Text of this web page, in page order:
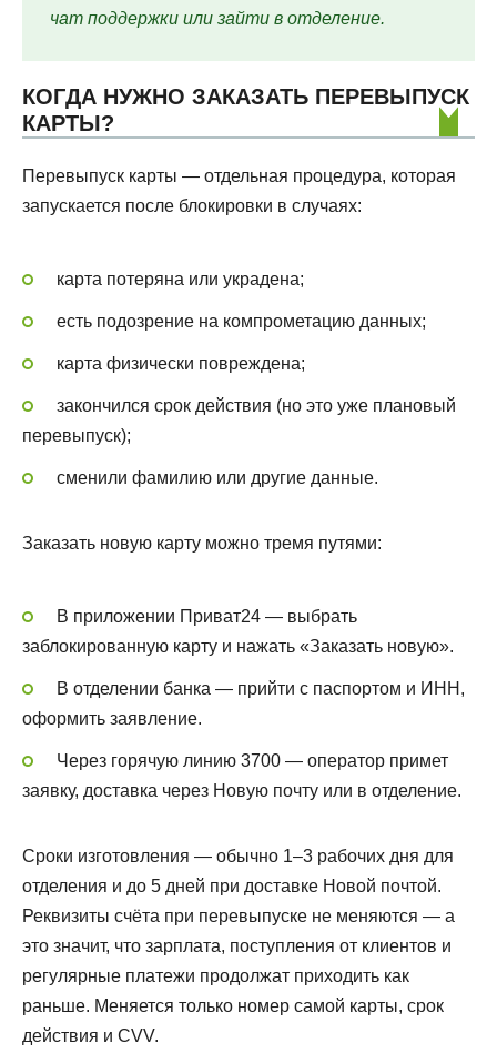
чат поддержки или зайти в отделение.
КОГДА НУЖНО ЗАКАЗАТЬ ПЕРЕВЫПУСК
КАРТЫ?
Перевыпуск карты — отдельная процедура, которая
запускается после блокировки в случаях:
карта потеряна или украдена;
есть подозрение на компрометацию данных;
карта физически повреждена;
закончился срок действия (но это уже плановый
перевыпуск);
сменили фамилию или другие данные.
Заказать новую карту можно тремя путями:
В приложении Приват24 — выбрать
заблокированную карту и нажать «Заказать новую».
В отделении банка — прийти с паспортом и ИНН,
оформить заявление.
Через горячую линию 3700 — оператор примет
заявку, доставка через Новую почту или в отделение.
Сроки изготовления — обычно 1–3 рабочих дня для
отделения и до 5 дней при доставке Новой почтой.
Реквизиты счёта при перевыпуске не меняются — а
это значит, что зарплата, поступления от клиентов и
регулярные платежи продолжат приходить как
раньше. Меняется только номер самой карты, срок
действия и CVV.